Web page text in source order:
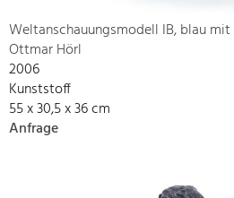
Weltanschauungsmodell IB, blau
Ottmar Hörl
2006
Kunststoff
55 x 30,5 x 36 cm
Anfrage